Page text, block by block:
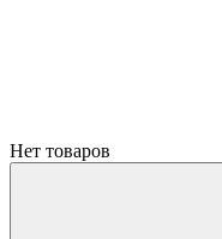
Нет товаров